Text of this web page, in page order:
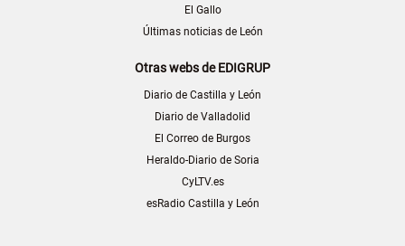
El Gallo
Últimas noticias de León
Otras webs de EDIGRUP
Diario de Castilla y León
Diario de Valladolid
El Correo de Burgos
Heraldo-Diario de Soria
CyLTV.es
esRadio Castilla y León